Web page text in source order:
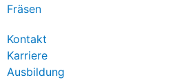
Fräsen
Kontakt
Karriere
Ausbildung